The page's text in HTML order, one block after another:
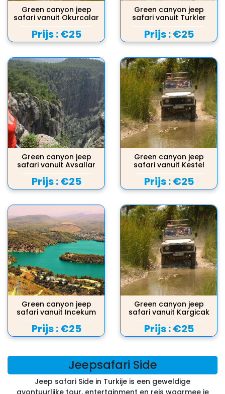
Green canyon jeep
safari vanuit Okurcalar
Prijs :€25
Green canyon jeep
safari vanuit Turkler
Prijs :€25
Green canyon jeep
safari vanuit Avsallar
Prijs :€25
Green canyon jeep
safari vanuit Kestel
Prijs :€25
Green canyon jeep
safari vanuit Incekum
Prijs :€25
Green canyon jeep
safari vanuit Kargicak
Prijs :€25
Jeepsafari Side
Jeep safari Side in Turkije is een geweldige